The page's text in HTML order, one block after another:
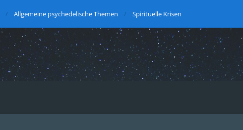
Allgemeine psychedelische Themen Spirituelle Krisen